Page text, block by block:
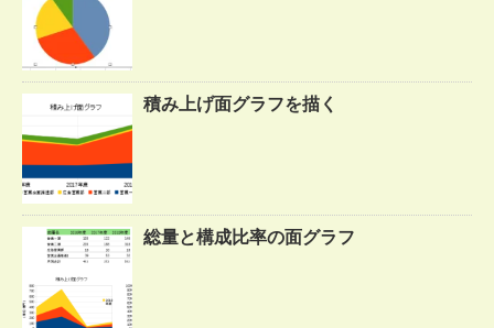
積み上げ面グラフを描く
総量と構成比率の面グラフ